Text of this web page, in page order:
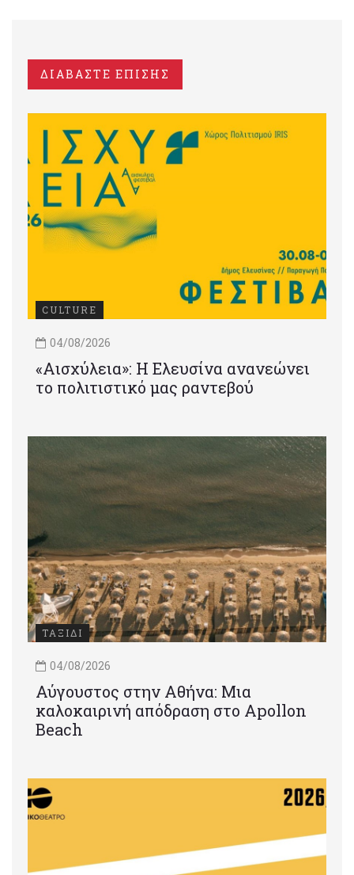
ΔΙΑΒΑΣΤΕ ΕΠΙΣΗΣ
CULTURE
04/08/2026
«Αισχύλεια»: Η Ελευσίνα ανανεώνει
το πολιτιστικό μας ραντεβού
ΤΑΞΙΔΙ
04/08/2026
Αύγουστος στην Αθήνα: Μια
καλοκαιρινή απόδραση στο Apollon
Beach